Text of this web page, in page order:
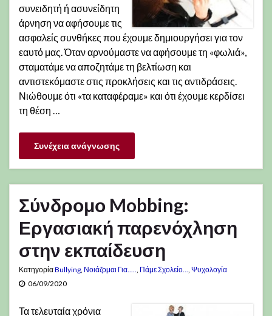
συνειδητή ή ασυνείδητη
άρνηση να αφήσουμε τις
ασφαλείς συνθήκες που έχουμε δημιουργήσει για τον
εαυτό μας. Όταν αρνούμαστε να αφήσουμε τη «φωλιά»,
σταματάμε να αποζητάμε τη βελτίωση και
αντιστεκόμαστε στις προκλήσεις και τις αντιδράσεις.
Νιώθουμε ότι «τα καταφέραμε» και ότι έχουμε κερδίσει
τη θέση …
Συνέχεια ανάγνωσης
Σύνδρομο Mobbing:
Εργασιακή παρενόχληση
στην εκπαίδευση
ΚατηγορίαBullying Νοιάζομαι Για..... Πάμε Σχολείο...
Ψυχολογία
06/09/2020
Τα τελευταία χρόνια